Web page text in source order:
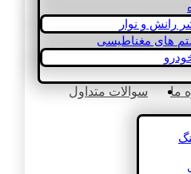
رانش و نوار
های مغناطیسی
ما
سوالات متداول